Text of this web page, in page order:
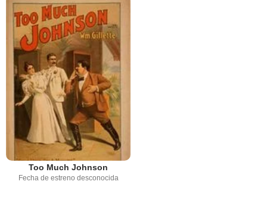
Too Much Johnson
Fecha de estreno desconocida